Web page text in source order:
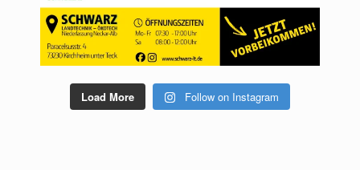
Load More Follow on Instagram